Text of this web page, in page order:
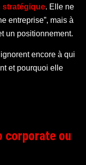
stratégique. Elle ne
entreprise”, mais à
un positionnement.
encore à qui
et pourquoi elle
corporate ou